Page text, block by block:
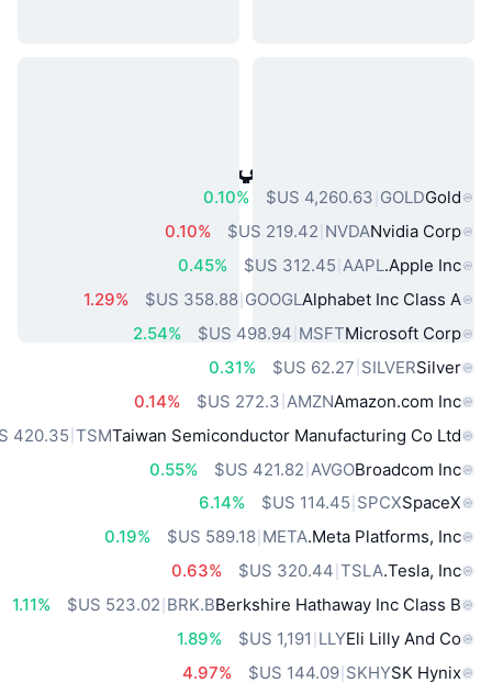
أصول العالم الحقيقي الشائعة
Gold
GOLD
0.10%
Nvidia Corp
NVDA
0.10%
Apple Inc.
AAPL
0.45%
Alphabet Inc Class A
GOOGL
‏358.88 US$
1.29%
Microsoft Corp
MSFT
2.54%
Silver
SILVER
0.31%
Amazon.com Inc
AMZN
0.14%
Taiwan Semiconductor Manufacturing Co Ltd
TSM
Broadcom Inc
AVGO
0.55%
SpaceX
SPCX
6.14%
Meta Platforms, Inc.
META
‏589.18 US$
0.19%
Tesla, Inc.
TSLA
0.63%
Berkshire Hathaway Inc Class B
BRK.B
1.11%
Eli Lilly And Co
LLY
1.89%
SK Hynix
SKHY
‏144.09 US$
4.97%